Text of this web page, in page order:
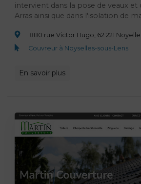
intervient dans la pose de veaux et
Arras ainsi que dans l'isolation de
880 rue Victor Hugo, 62 221
Couvreur à Noyselles-sous-Lens
En savoir plus